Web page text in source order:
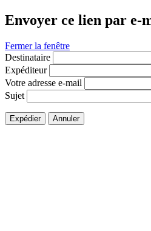
Envoyer ce lien par e-
Fermer la fenêtre
Destinataire
Expéditeur
Votre adresse e-mail
Sujet
Expédier Annuler